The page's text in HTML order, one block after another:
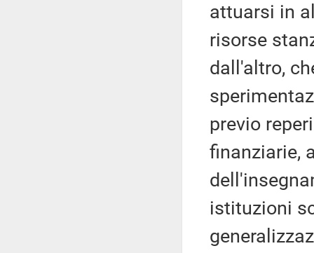
attuarsi in
risorse
dall'altro,
previo
finanziarie,
istituzioni